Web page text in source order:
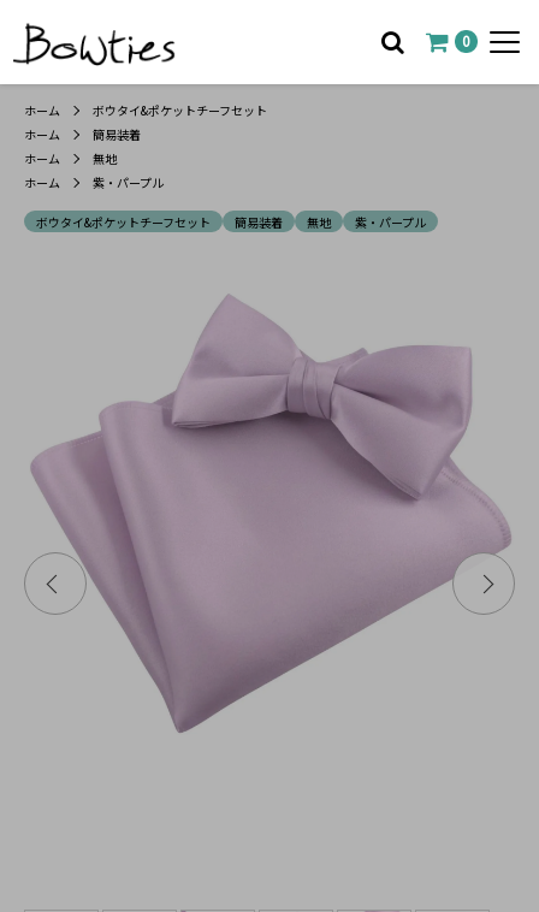
0
ホーム
ボウタイ&ポケットチーフセット
ホーム
簡易装着
ホーム
無地
ホーム
紫・パープル
ボウタイ&ポケットチーフセット 簡易装着 無地 紫・パープル